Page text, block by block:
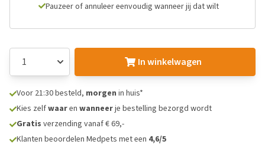
Pauzeer of annuleer eenvoudig wanneer jij dat wilt
In winkelwagen
Voor 21:30 besteld, morgen in huis*
Kies zelfwaaren wanneerje bestelling bezorgd wordt
Gratis verzending vanaf € 69,-
Klanten beoordelen Medpets met een 4,6/5